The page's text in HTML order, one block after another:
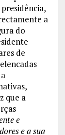
a
do
de
que a
e
e a sua